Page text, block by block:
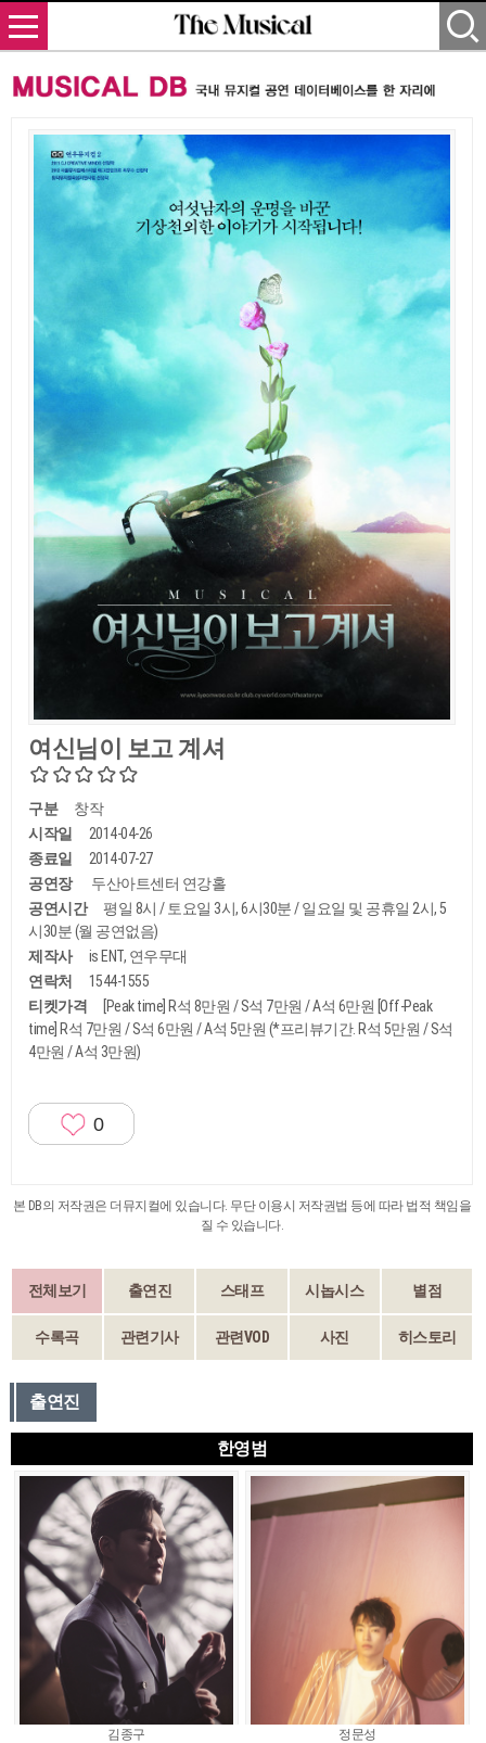
여신님이 보고 계셔
구분
창작
시작일
2014-04-26
종료일
2014-07-27
공연장
두산아트센터 연강홀
공연시간
평일 8시 / 토요일 3시, 6시30분 / 일요일 및 공휴일 2시, 5
시30분 (월 공연없음)
제작사
is ENT, 연우무대
연락처
1544-1555
티켓가격
[Peak time] R석 8만원 / S석 7만원 / A석 6만원 [Off-Peak
time] R석 7만원 / S석 6만원 / A석 5만원 (*프리뷰기간. R석 5만원 / S석
4만원 / A석 3만원)
0
본 DB의 저작권은 더뮤지컬에 있습니다. 무단 이용시 저작권법 등에 따라 법적 책임을
질 수 있습니다.
전체보기 출연진 스태프 시놉시스 별점
수록곡 관련기사 관련VOD 사진 히스토리
출연진
한영범
김종구 정문성